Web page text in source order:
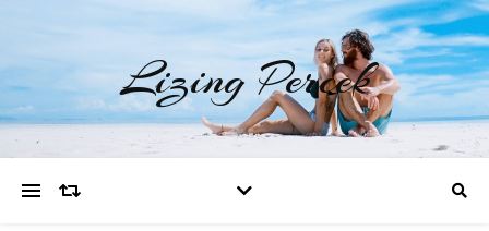
Lizing Percek